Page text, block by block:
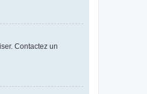
Contactez un